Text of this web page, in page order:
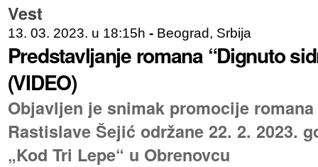
Vest
13. 03. 2023. u 18:15h - Beograd, Srbija
Predstavljanje romana “Dignuto
(VIDEO)
Objavljen je snimak promocije
Rastislave Šejić održane 22. 2. 2023.
„Kod Tri Lepe“ u Obrenovcu